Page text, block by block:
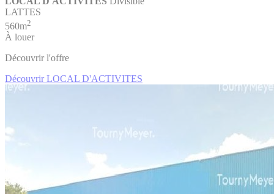
LATTES
560m2
À louer
Découvrir l'offre
Découvrir LOCAL D'ACTIVITES